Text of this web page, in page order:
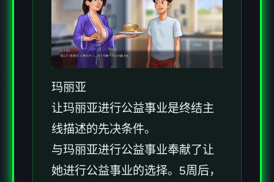
玛丽亚
让玛丽亚进行公益事业是终结主
线描述的先决条件。
与玛丽亚进行公益事业奉献了让
她进行公益事业的选择。5周后，